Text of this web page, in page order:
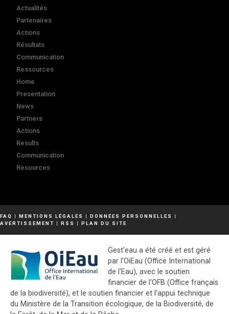
Actualités
Partenaires
Actions
Résultats
Communication
Ressources
Home
Presentation
News
Partners
Actions
Results
Communication
Resources
FAQ | MENTIONS LÉGALES | DONNÉES PERSONNELLES
|
AVERTISSEMENT | RSS | PLAN DU SITE
Gest'eau a été créé et est géré
par l'OiEau (Office International
de l'Eau), avec le soutien
financier de l'OFB (Office français
de la biodiversité), et le soutien financier et l'appui technique
du Ministère de la Transition écologique, de la Biodiversité, de